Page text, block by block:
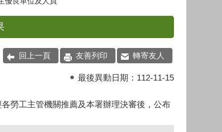
回上一頁 友善列印 轉寄友人
最後異動日期： 112-11-15
勞工主管機關推薦及本署辦理決審後，公布